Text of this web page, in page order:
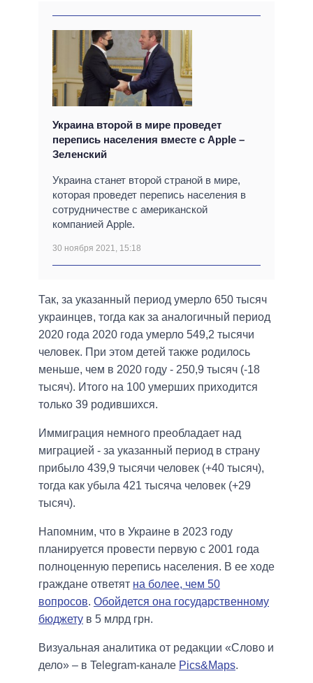
Украина второй в мире проведет
перепись населения вместе с Apple –
Зеленский
Украина станет второй страной в мире,
которая проведет перепись населения в
сотрудничестве с американской
компанией Apple.
30 ноября 2021, 15:18
Так, за указанный период умерло 650 тысяч
украинцев, тогда как за аналогичный период
2020 года 2020 года умерло 549,2 тысячи
человек. При этом детей также родилось
меньше, чем в 2020 году - 250,9 тысяч (-18
тысяч). Итого на 100 умерших приходится
только 39 родившихся.
Иммиграция немного преобладает над
миграцией - за указанный период в страну
прибыло 439,9 тысячи человек (+40 тысяч),
тогда как убыла 421 тысяча человек (+29
тысяч).
Напомним, что в Украине в 2023 году
планируется провести первую с 2001 года
полноценную перепись населения. В ее ходе
граждане ответят на более, чем 50
вопросов. Обойдется она государственному
бюджету в 5 млрд грн.
Визуальная аналитика от редакции «Слово и
дело» – в Telegram-канале Pics&Maps.